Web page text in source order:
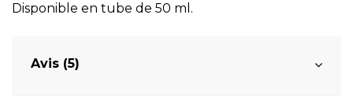
Disponible en tube de 50 ml.
Avis (5)